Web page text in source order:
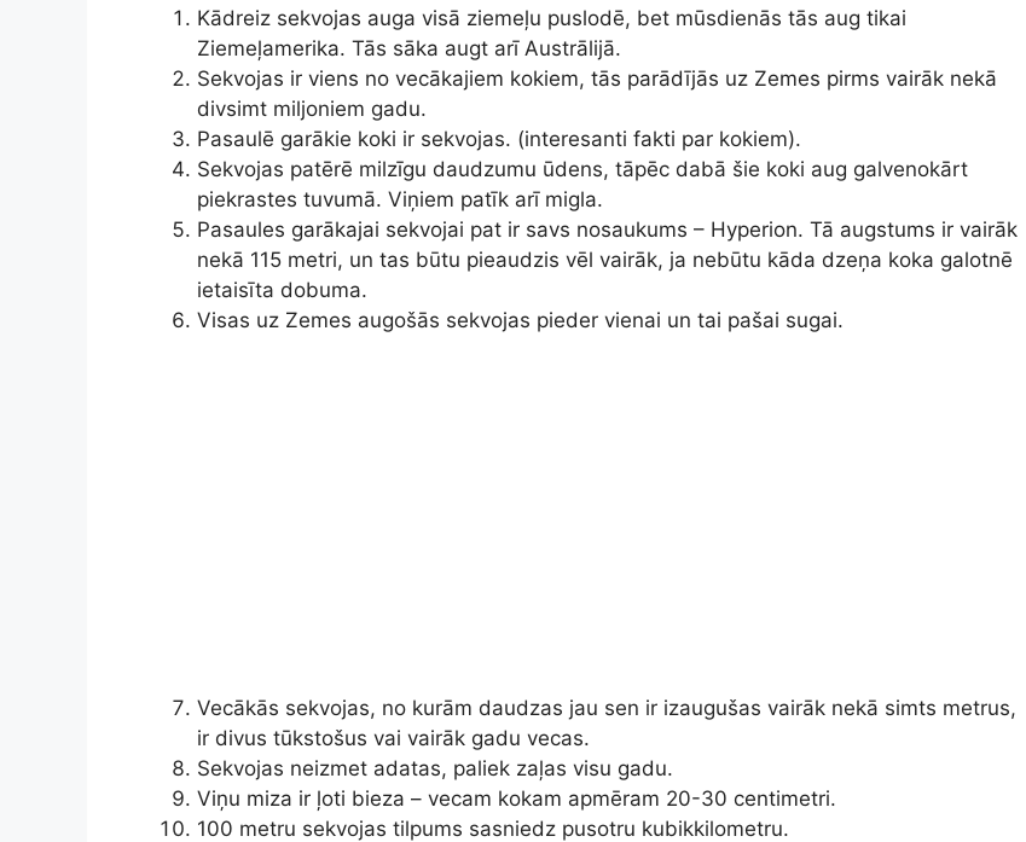
Kādreiz sekvojas auga visā ziemeļu puslodē, bet mūsdienās tās aug tikai
Ziemeļamerika. Tās sāka augt arī Austrālijā.
Sekvojas ir viens no vecākajiem kokiem, tās parādījās uz Zemes pirms vairāk nekā
divsimt miljoniem gadu.
Pasaulē garākie koki ir sekvojas. (interesanti fakti par kokiem).
Sekvojas patērē milzīgu daudzumu ūdens, tāpēc dabā šie koki aug galvenokārt
piekrastes tuvumā. Viņiem patīk arī migla.
Pasaules garākajai sekvojai pat ir savs nosaukums – Hyperion. Tā augstums ir vairāk
nekā 115 metri, un tas būtu pieaudzis vēl vairāk, ja nebūtu kāda dzeņa koka galotnē
ietaisīta dobuma.
Visas uz Zemes augošās sekvojas pieder vienai un tai pašai sugai.
Vecākās sekvojas, no kurām daudzas jau sen ir izaugušas vairāk nekā simts metrus,
ir divus tūkstošus vai vairāk gadu vecas.
Sekvojas neizmet adatas, paliek zaļas visu gadu.
Viņu miza ir ļoti bieza – vecam kokam apmēram 20-30 centimetri.
100 metru sekvojas tilpums sasniedz pusotru kubikkilometru.